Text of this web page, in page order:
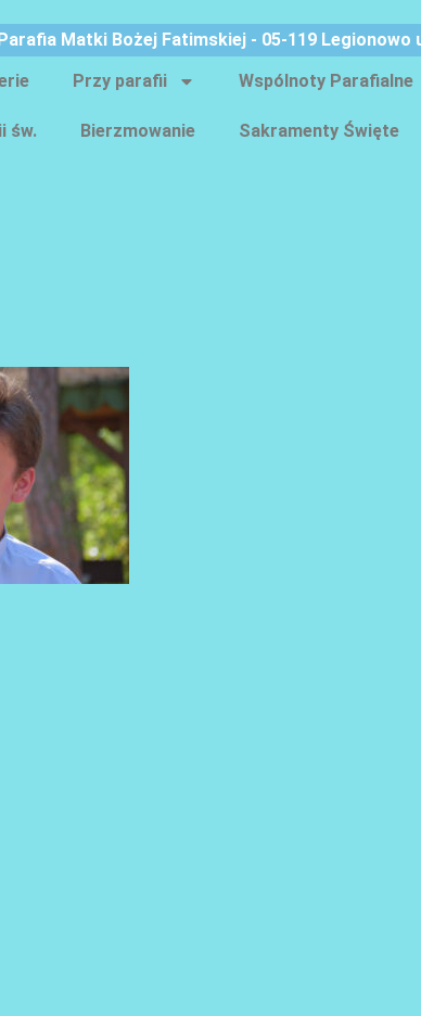
Matki Bożej Fatimskiej - 05-119 Legionowo
Przy parafii Wspólnoty Parafialne
św. Bierzmowanie Sakramenty Święte